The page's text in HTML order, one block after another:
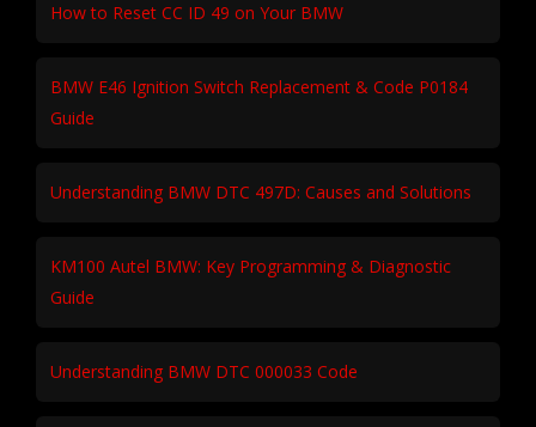
How to Reset CC ID 49 on Your BMW
BMW E46 Ignition Switch Replacement & Code P0184
Guide
Understanding BMW DTC 497D: Causes and Solutions
KM100 Autel BMW: Key Programming & Diagnostic
Guide
Understanding BMW DTC 000033 Code